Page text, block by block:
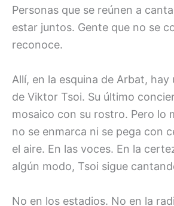
Personas que se reúnen a
estar juntos. Gente que no se
reconoce.
Allí, en la esquina de Arbat,
de Viktor Tsoi. Su último
mosaico con su rostro. Pero lo
no se enmarca ni se pega con
el aire. En las voces. En la
algún modo, Tsoi sigue
No en los estadios. No en la